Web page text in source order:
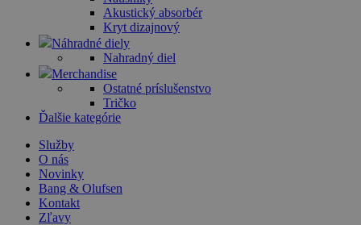
Akustický absorbér
Kryt dizajnový
Náhradné diely
Nahradný diel
Merchandise
Ostatné príslušenstvo
Tričko
Ďalšie kategórie
Služby
O nás
Novinky
Bang & Olufsen
Kontakt
Zľavy